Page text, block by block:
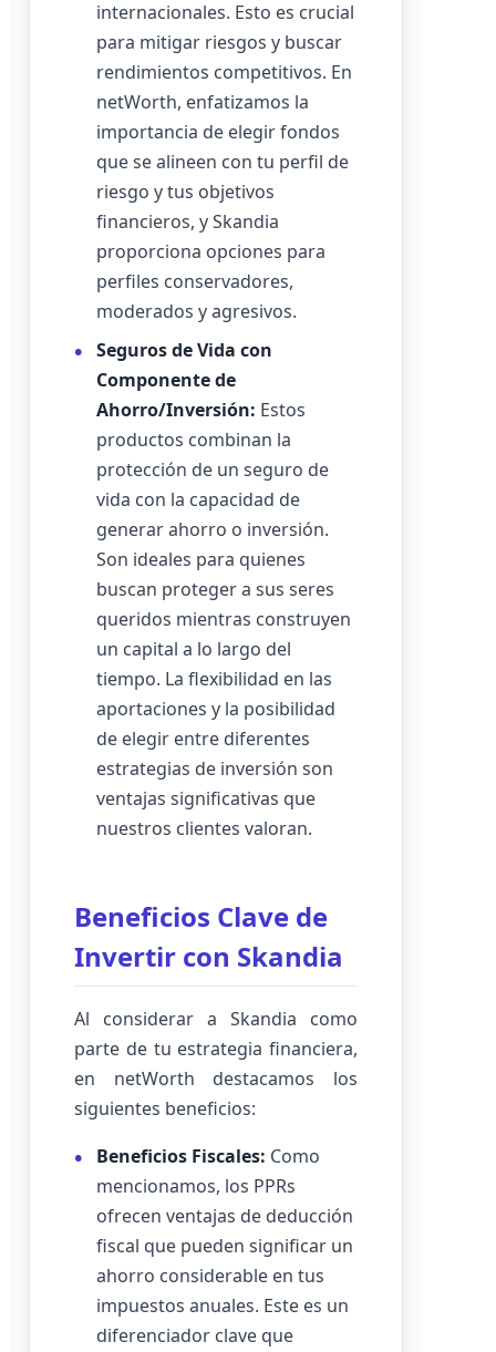
internacionales. Esto es crucial
para mitigar riesgos y buscar
rendimientos competitivos. En
netWorth, enfatizamos la
importancia de elegir fondos
que se alineen con tu perfil de
riesgo y tus objetivos
financieros, y Skandia
proporciona opciones para
perfiles conservadores,
moderados y agresivos.
Seguros de Vida con
Componente de
Ahorro/Inversión: Estos
productos combinan la
protección de un seguro de
vida con la capacidad de
generar ahorro o inversión.
Son ideales para quienes
buscan proteger a sus seres
queridos mientras construyen
un capital a lo largo del
tiempo. La flexibilidad en las
aportaciones y la posibilidad
de elegir entre diferentes
estrategias de inversión son
ventajas significativas que
nuestros clientes valoran.
Beneficios Clave de
Invertir con Skandia
Al considerar a Skandia como
parte de tu estrategia financiera,
en netWorth destacamos los
siguientes beneficios:
Beneficios Fiscales: Como
mencionamos, los PPRs
ofrecen ventajas de deducción
fiscal que pueden significar un
ahorro considerable en tus
impuestos anuales. Este es un
diferenciador clave que